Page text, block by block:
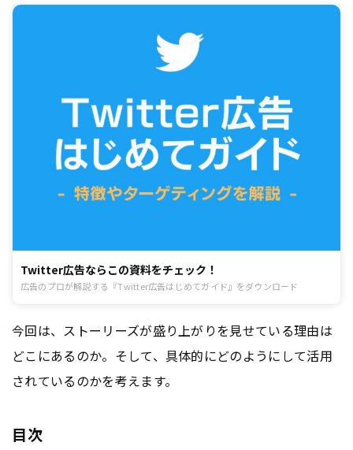
Twitter広告ならこの資料をチェック！
広告のプロが解説する『Twitter広告はじめてガイド』をダウンロード
今回は、ストーリーズが盛り上がりを見せている理由は
どこにあるのか。そして、具体的にどのようにして活用
されているのかを考えます。
目次